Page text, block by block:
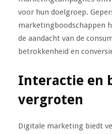
voor hun doelgroep.
marketingboodschappen
de aandacht van de
betrokkenheid en
Interactie en
vergroten
Digitale marketing biedt